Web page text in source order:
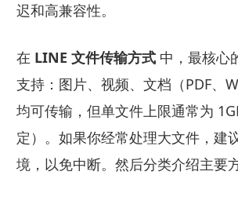
迟和高兼容性。
在 LINE 文件传输方式中，最核心
支持：图片、视频、文档（PDF、
均可传输，但单文件上限通常为
定）。如果你经常处理大文件，建
境，以免中断。然后分类介绍主要方